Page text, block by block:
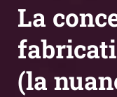
La
(la